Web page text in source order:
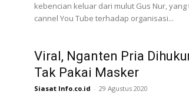
kebencian keluar dari mulut Gus Nur,
cannel You Tube terhadap organisasi...
Viral, Nganten Pria
Tak Pakai Masker
Siasat Info.co.id - 29 Agustus 2020